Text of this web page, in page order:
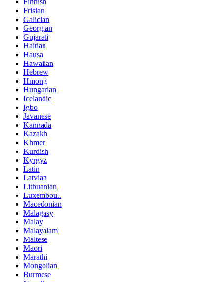
Frisian
Galician
Georgian
Gujarati
Haitian
Hausa
Hawaiian
Hebrew
Hmong
Hungarian
Icelandic
Igbo
Javanese
Kannada
Kazakh
Khmer
Kurdish
Kyrgyz
Latin
Latvian
Lithuanian
Luxembou..
Macedonian
Malagasy
Malay
Malayalam
Maltese
Maori
Marathi
Mongolian
Burmese